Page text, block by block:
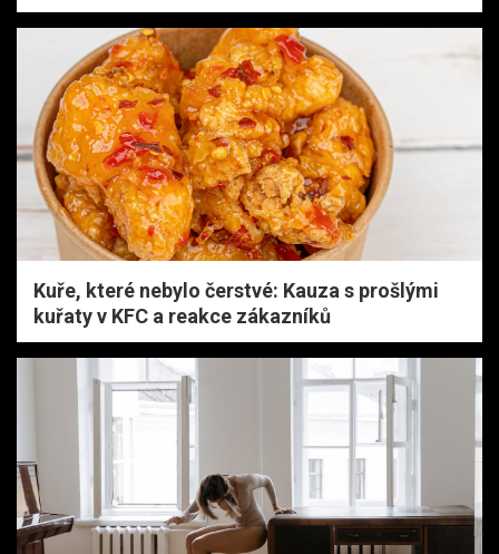
Kuře, které nebylo čerstvé: Kauza s prošlými
kuřaty v KFC a reakce zákazníků